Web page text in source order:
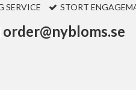
SERVICE STORT
order@nybloms.se